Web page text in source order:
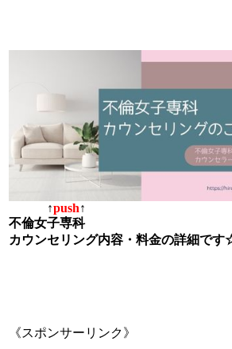
↑push↑
不倫女子専科
カウンセリング内容・料金の詳細で
《スポンサーリンク》